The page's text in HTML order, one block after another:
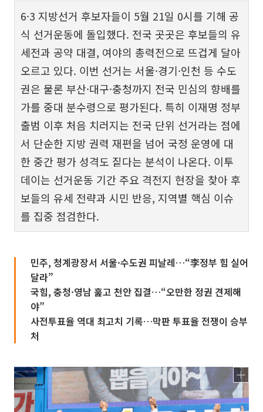
6·3 지방선거 후보자들이 5월 21일 0시를 기해 공
식 선거운동에 돌입했다. 전국 곳곳은 후보들의 유
세전과 공약 대결, 여야의 총력전으로 뜨겁게 달아
오르고 있다. 이번 선거는 서울·경기·인천 등 수도
권은 물론 부산·대구·충청까지 전국 민심의 향배를
가를 중대 분수령으로 평가된다. 특히 이재명 정부
출범 이후 처음 치러지는 전국 단위 선거라는 점에
서 단순한 지방 권력 재편을 넘어 국정 운영에 대
한 중간 평가 성격도 짙다는 분석이 나온다. 이투
데이는 선거운동 기간 주요 격전지 현장을 찾아 후
보들의 유세 전략과 시민 반응, 지역별 핵심 이슈
를 집중 점검한다.
민주, 청계광장서 서울·수도권 피날레…“李정부 힘 실어
달라”
국힘, 충청·영남 훑고 천안 집결…“오만한 정권 견제해
야”
사전투표율 역대 최고치 기록…막판 투표율 전쟁이 승부
처